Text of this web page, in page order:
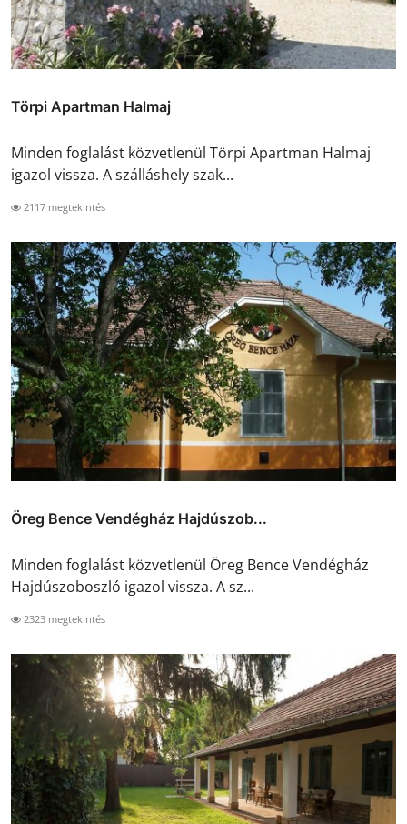
Törpi Apartman Halmaj
Minden foglalást közvetlenül Törpi Apartman Halmaj
igazol vissza. A szálláshely szak...
2117 megtekintés
Öreg Bence Vendégház Hajdúszob...
Minden foglalást közvetlenül Öreg Bence Vendégház
Hajdúszoboszló igazol vissza. A sz...
2323 megtekintés